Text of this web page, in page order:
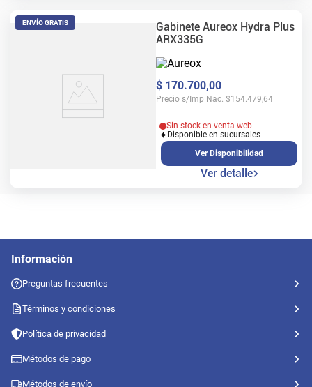
ENVÍO GRATIS
Gabinete Aureox Hydra Plus
ARX335G
$ 170.700,00
Precio s/Imp Nac. $154.479,64
Sin stock en venta web
Disponible en sucursales
Ver Disponibilidad
Ver detalle
Información
Preguntas frecuentes
Términos y condiciones
Política de privacidad
Métodos de pago
Métodos de envío